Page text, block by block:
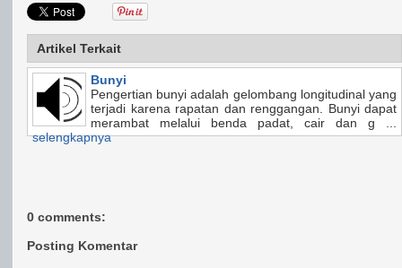
Artikel Terkait
Bunyi
Pengertian bunyi adalah gelombang longitudinal yang
terjadi karena rapatan dan renggangan. Bunyi dapat
merambat melalui benda padat, cair dan g ...
selengkapnya
0 comments:
Posting Komentar